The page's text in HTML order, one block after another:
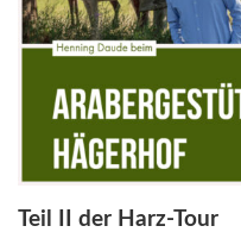
Teil II der Harz-Tour